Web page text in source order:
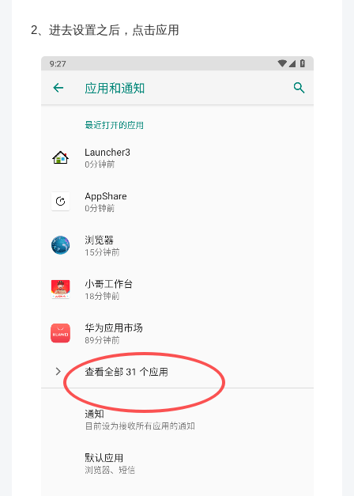
2、进去设置之后，点击应用